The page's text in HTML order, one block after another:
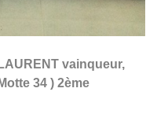
vainqueur,
34 ) 2ème